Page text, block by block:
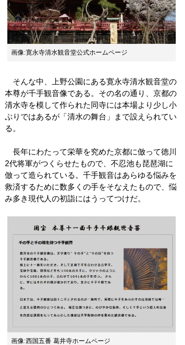
画像:寛永寺清水観音堂公式ホームページ
そんな中、上野公園にある寛永寺清水観音堂の
本尊が千手観音像である。その名の通り、京都の
清水寺を模して作られた同寺には本場より少し小
ぶりではあるが「清水の舞台」まで設えられてい
る。
長年にわたって栄華を究めた京都に倣って徳川
2代将軍がつくらせたもので、不忍池も琵琶湖に
倣って造られている。千手観音はあらゆる悩みを
救済するために数多くの手をそなえたもので、悩
み多き現代人の初詣にはうってつけだ。
画像:西国五番 葛井寺ホームページ